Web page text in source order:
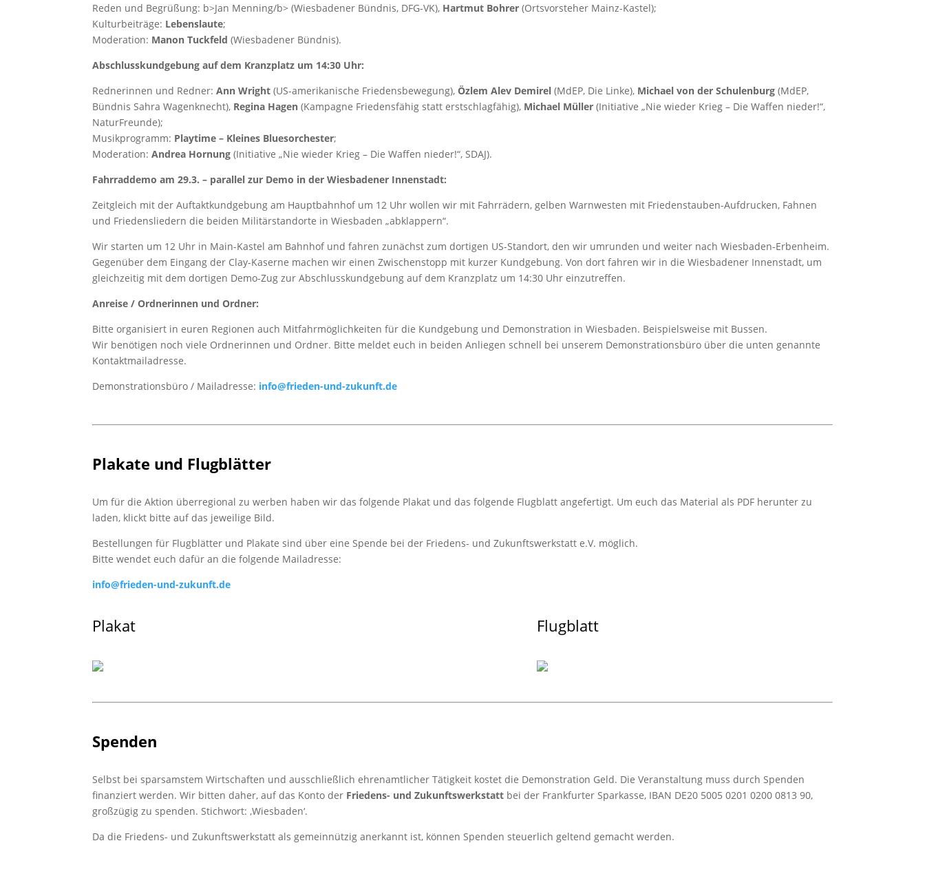
Reden und Begrüßung: b>Jan Menning/b> (Wiesbadener Bündnis, DFG-VK), Hartmut Bohrer (Ortsvorsteher Mainz-Kastel);
Kulturbeiträge: Lebenslaute;
Moderation: Manon Tuckfeld (Wiesbadener Bündnis).
Abschlusskundgebung auf dem Kranzplatz um 14:30 Uhr:
Rednerinnen und Redner:Ann Wright (US-amerikanische Friedensbewegung),Özlem Alev Demirel (MdEP, Die Linke), Michael von der Schulenburg (MdEP,
Bündnis Sahra Wagenknecht), Regina Hagen (Kampagne Friedensfähig statt erstschlagfähig), Michael Müller (Initiative „Nie wieder Krieg – Die Waffen nieder!“,
NaturFreunde);
Musikprogramm: Playtime – Kleines Bluesorchester;
Moderation:Andrea Hornung (Initiative „Nie wieder Krieg – Die Waffen nieder!“, SDAJ).
Fahrraddemo am 29.3. – parallel zur Demo in der Wiesbadener Innenstadt:
Zeitgleich mit der Auftaktkundgebung am Hauptbahnhof um 12 Uhr wollen wir mit Fahrrädern, gelben Warnwesten mit Friedenstauben-Aufdrucken, Fahnen
und Friedensliedern die beiden Militärstandorte in Wiesbaden „abklappern“.
Wir starten um 12 Uhr in Main-Kastel am Bahnhof und fahren zunächst zum dortigen US-Standort, den wir umrunden und weiter nach Wiesbaden-Erbenheim.
Gegenüber dem Eingang der Clay-Kaserne machen wir einen Zwischenstopp mit kurzer Kundgebung. Von dort fahren wir in die Wiesbadener Innenstadt, um
gleichzeitig mit dem dortigen Demo-Zug zur Abschlusskundgebung auf dem Kranzplatz um 14:30 Uhr einzutreffen.
Anreise / Ordnerinnen und Ordner:
Bitte organisiert in euren Regionen auch Mitfahrmöglichkeiten für die Kundgebung und Demonstration in Wiesbaden. Beispielsweise mit Bussen.
Wir benötigen noch viele Ordnerinnen und Ordner. Bitte meldet euch in beiden Anliegen schnell bei unserem Demonstrationsbüro über die unten genannte
Kontaktmailadresse.
Demonstrationsbüro / Mailadresse: info@frieden-und-zukunft.de
Plakate und Flugblätter
Um für die Aktion überregional zu werben haben wir das folgende Plakat und das folgende Flugblatt angefertigt. Um euch das Material als PDF herunter zu
laden, klickt bitte auf das jeweilige Bild.
Bestellungen für Flugblätter und Plakate sind über eine Spende bei der Friedens- und Zukunftswerkstatt e.V. möglich.
Bitte wendet euch dafür an die folgende Mailadresse:
info@frieden-und-zukunft.de
Plakat Flugblatt
Spenden
Selbst bei sparsamstem Wirtschaften und ausschließlich ehrenamtlicher Tätigkeit kostet die Demonstration Geld. Die Veranstaltung muss durch Spenden
finanziert werden. Wir bitten daher, auf das Konto der Friedens- und Zukunftswerkstatt bei der Frankfurter Sparkasse, IBAN DE20 5005 0201 0200 0813 90,
großzügig zu spenden. Stichwort: ‚Wiesbaden‘.
Da die Friedens- und Zukunftswerkstatt als gemeinnützig anerkannt ist, können Spenden steuerlich geltend gemacht werden.